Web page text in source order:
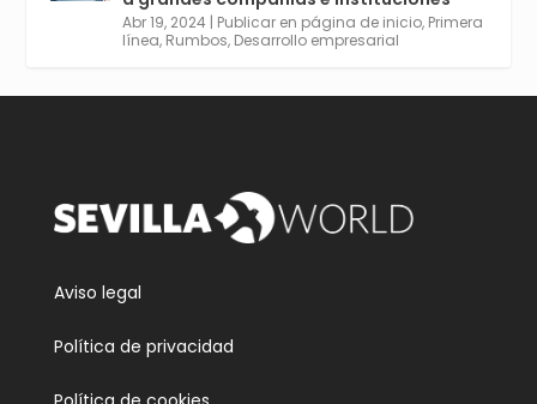
https://tinyurl.com/yu5xhwjr
Abr 19, 2024 | Publicar en página de inicio, Primera
línea, Rumbos, Desarrollo empresarial
Aviso legal
Política de privacidad